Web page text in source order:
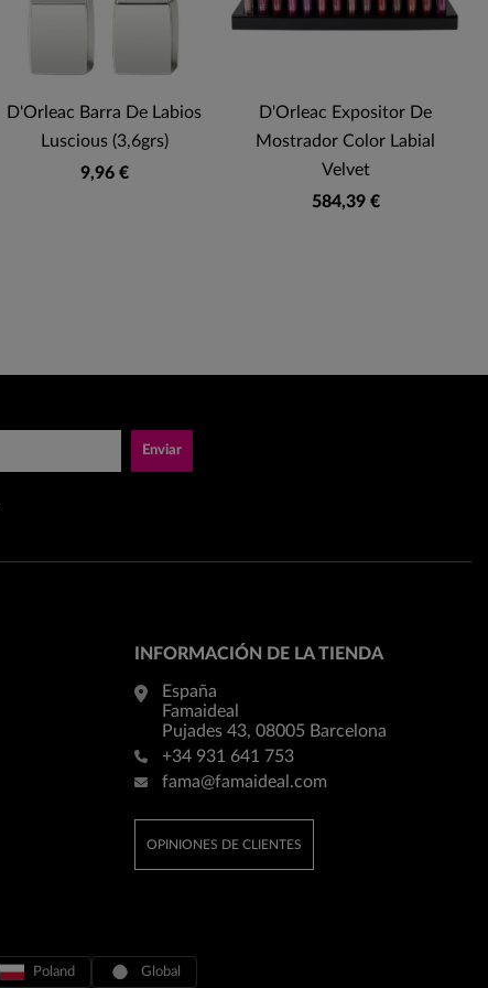
D'Orleac Barra De Labios
Luscious (3,6grs)
9,96 €
D'Orleac Expositor De
Mostrador Color Labial
Velvet
584,39 €
Enviar
INFORMACIÓN DE LA TIENDA
España
Famaideal
Pujades 43, 08005 Barcelona
+34 931 641 753
fama@famaideal.com
OPINIONES DE CLIENTES
Poland Global